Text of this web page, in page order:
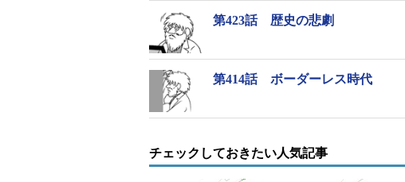
第423話 歴史の悲劇
第414話 ボーダーレス時代
チェックしておきたい人気記事